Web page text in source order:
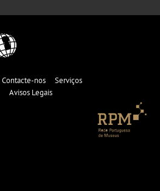
Contacte-nos
Serviços
Avisos Legais